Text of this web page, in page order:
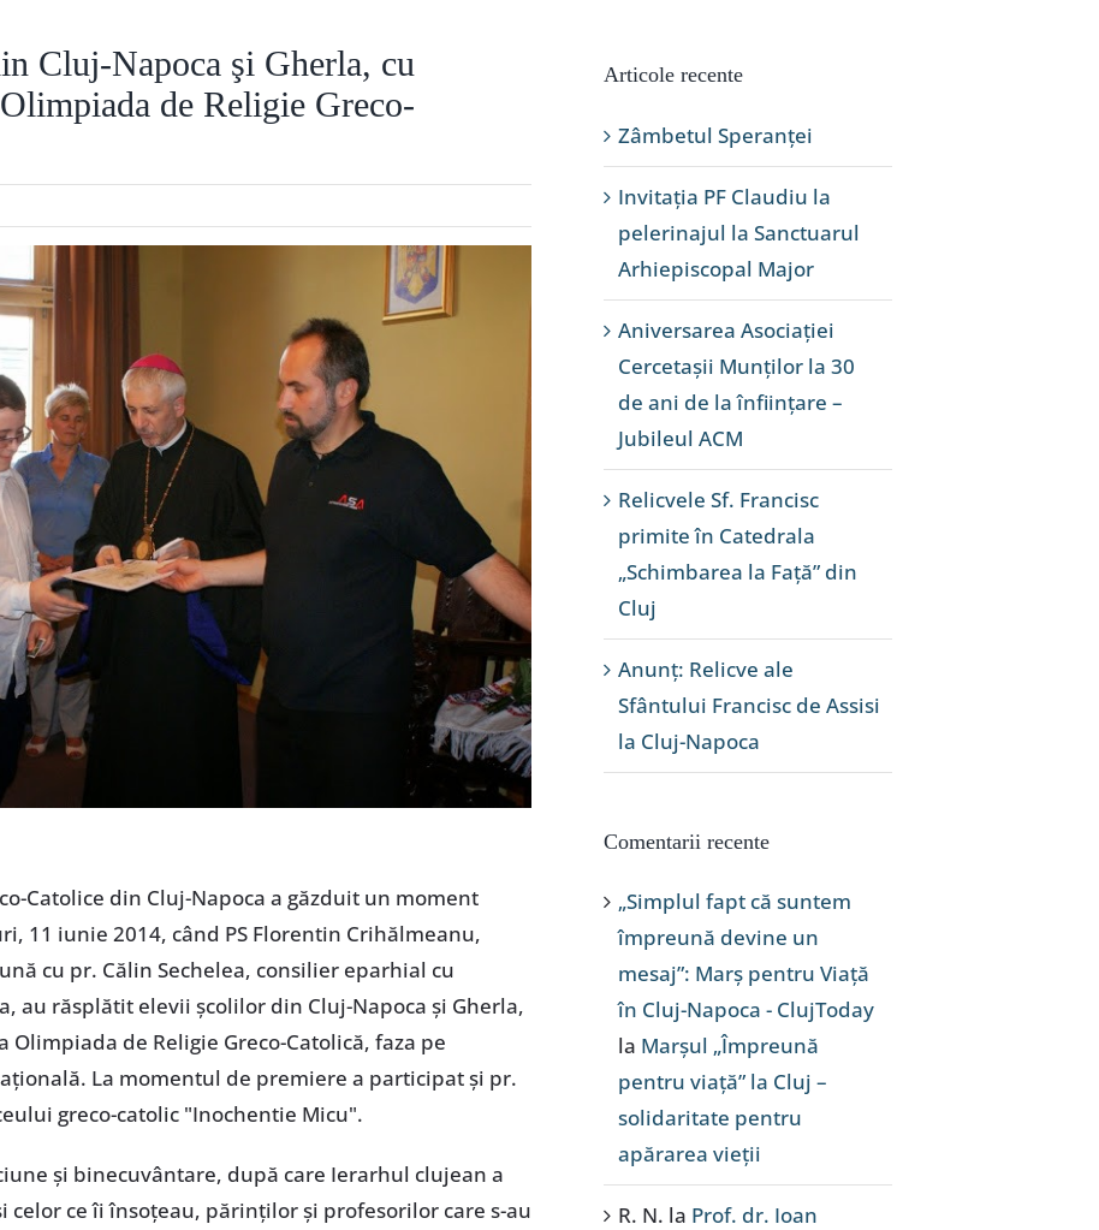
Cluj-Napoca şi Gherla, cu
de Religie Greco-
Catolice din Cluj-Napoca a găzduit un moment
11 iunie 2014, când PS Florentin Crihălmeanu,
cu pr. Călin Sechelea, consilier eparhial cu
au răsplătit elevii şcolilor din Cluj-Napoca şi Gherla,
de Religie Greco-Catolică, faza pe
La momentul de premiere a participat şi pr.
greco-catolic "Inochentie Micu".
şi binecuvântare, după care Ierarhul clujean a
celor ce îi însoţeau, părinţilor şi profesorilor care s-au
Articole recente
Zâmbetul Speranței
Invitația PF Claudiu la
pelerinajul la Sanctuarul
Arhiepiscopal Major
Aniversarea Asociației
Cercetașii Munților la 30
de ani de la înființare –
Jubileul ACM
Relicvele Sf. Francisc
primite în Catedrala
„Schimbarea la Față” din
Cluj
Anunț: Relicve ale
Sfântului Francisc de Assisi
la Cluj-Napoca
Comentarii recente
„Simplul fapt că suntem
împreună devine un
mesaj”: Marș pentru Viață
în Cluj-Napoca - ClujToday
la Marșul „Împreună
pentru viață” la Cluj –
solidaritate pentru
apărarea vieții
R. N. la Prof. dr. Ioan